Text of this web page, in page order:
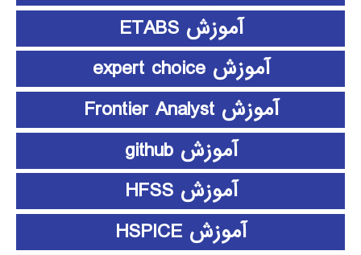
آموزش ETABS
آموزش expert choice
آموزش Frontier Analyst
آموزش github
آموزش HFSS
آموزش HSPICE